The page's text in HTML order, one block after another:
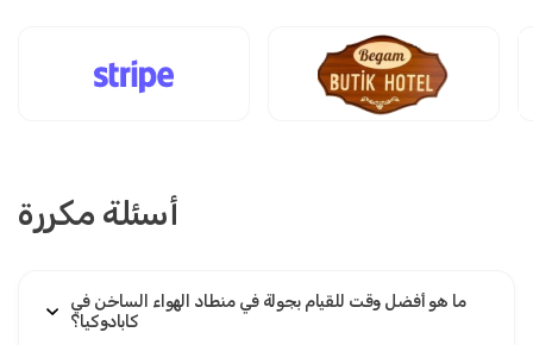
أسئلة مكررة
ما هو أفضل وقت للقيام بجولة في منطاد الهواء الساخن في
كابادوكيا؟